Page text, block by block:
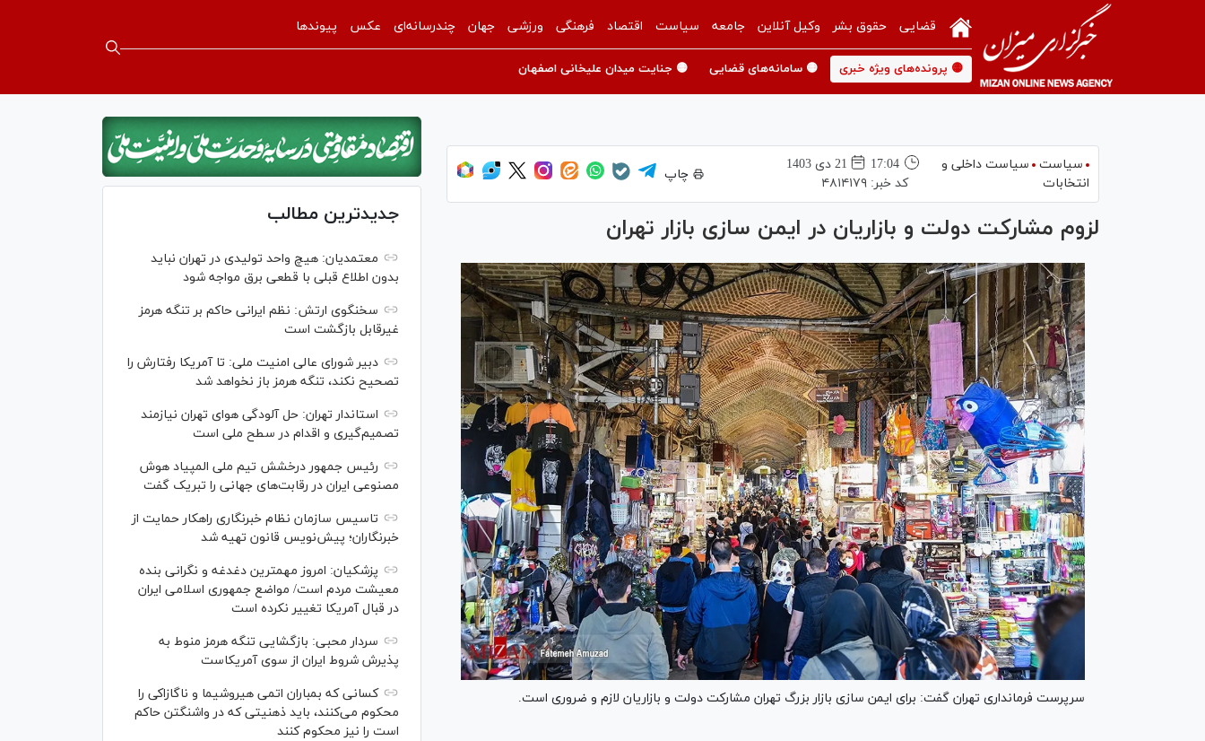
قضایی حقوق بشر وکیل آنلاین جامعه سیاست اقتصاد فرهنگی ورزشی جهان چندرسانه‌ای عکس پیوندها
🟡 پرونده‌های ویژه خبری 🟡 سامانه‌های قضایی 🟡 جنایت میدان علیخانی اصفهان
سیاست
سیاست داخلی و
انتخابات
17:04
21 دی 1403
کد خبر:۴۸۱۴۱۷۹
چاپ
لزوم مشارکت دولت و بازاریان در ایمن سازی بازار تهران
سرپرست فرمانداری تهران گفت: برای ایمن سازی بازار بزرگ تهران مشارکت دولت و بازاریان لازم و ضروری است.
جدیدترین مطالب
معتمدیان: هیچ واحد تولیدی در تهران نباید
بدون اطلاع قبلی با قطعی برق مواجه شود
سخنگوی ارتش: نظم ایرانی حاکم بر تنگه هرمز
غیرقابل بازگشت است
دبیر شورای عالی امنیت ملی: تا آمریکا رفتارش را
تصحیح نکند، تنگه هرمز باز نخواهد شد
استاندار تهران: حل آلودگی هوای تهران نیازمند
تصمیم‌گیری و اقدام در سطح ملی است
رئیس جمهور درخشش تیم ملی المپیاد هوش
مصنوعی ایران در رقابت‌های جهانی را تبریک گفت
تاسیس سازمان نظام خبرنگاری راهکار حمایت از
خبرنگاران؛ پیش‌نویس قانون تهیه شد
پزشکیان: امروز مهمترین دغدغه و نگرانی بنده
معیشت مردم است/ مواضع جمهوری اسلامی ایران
در قبال آمریکا تغییر نکرده است
سردار محبی: بازگشایی تنگه هرمز منوط به
پذیرش شروط ایران از سوی آمریکاست
کسانی که بمباران اتمی هیروشیما و ناگازاکی را
محکوم می‌کنند، باید ذهنیتی که در واشنگتن حاکم
است را نیز محکوم کنند